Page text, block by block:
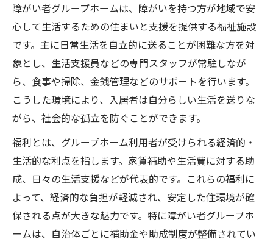
障がい者グループホームの現実的な入居条
件を解説
障がい者グループホームの待機期間と供給
状況の実態
障がい者グループホームに多い課題と利用
者の声
障がい者グループホーム選びで後悔しない
ための視点
障がい者グループホームのスタッフ体制と
サポート範囲
共同生活で感じやすいデメリットと対策案
障がい者グループホームの共同生活でのデ
障がい者グループホームは、障がいを持つ方が地域で安
心して生活するための住まいと支援を提供する福祉施設
です。主に日常生活を自立的に送ることが困難な方を対
象とし、生活支援員などの専門スタッフが常駐しなが
ら、食事や掃除、金銭管理などのサポートを行います。
こうした環境により、入居者は自分らしい生活を送りな
がら、社会的な孤立を防ぐことができます。
福利とは、グループホーム利用者が受けられる経済的・
生活的な利点を指します。家賃補助や生活費に対する助
成、日々の生活支援などが代表的です。これらの福利に
よって、経済的な負担が軽減され、安定した住環境が確
保される点が大きな魅力です。特に障がい者グループホ
ームは、自治体ごとに補助金や助成制度が整備されてい